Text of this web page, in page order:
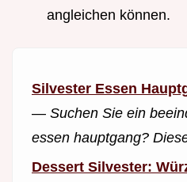
angleichen können.
Silvester Essen
— Suchen Sie ein
essen hauptgang?
Dessert Silvester: